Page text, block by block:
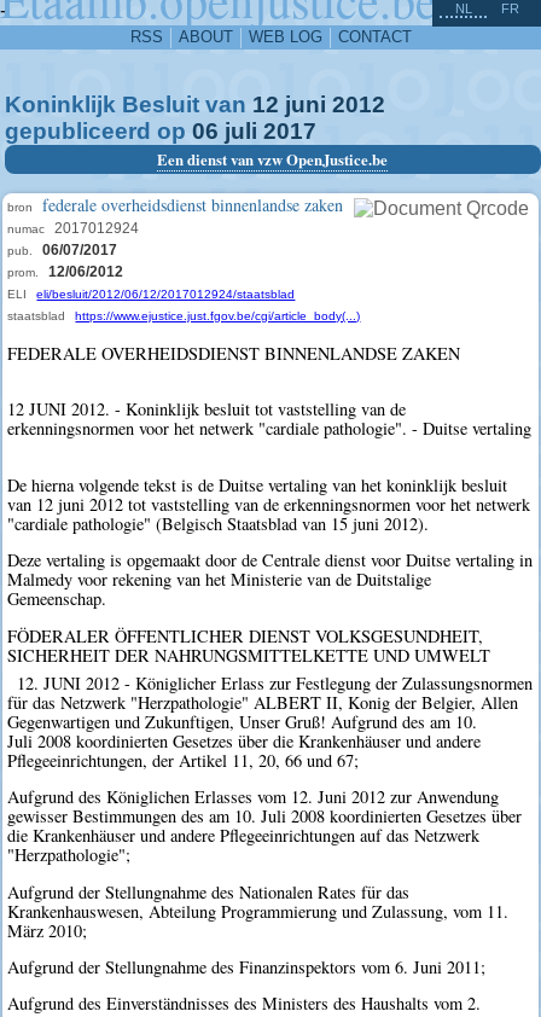
-
RSS ABOUT WEB LOG CONTACT
NL FR
Koninklijk Besluit van 12 juni 2012
gepubliceerd op 06 juli 2017
Een dienst van vzw OpenJustice.be
bron federale overheidsdienst binnenlandse zaken
numac 2017012924
pub. 06/07/2017
prom. 12/06/2012
ELI
eli/besluit/2012/06/12/2017012924/staatsblad
staatsblad
https://www.ejustice.just.fgov.be/cgi/article_body(...)
FEDERALE OVERHEIDSDIENST BINNENLANDSE ZAKEN
12 JUNI 2012. - Koninklijk besluit tot vaststelling van de
erkenningsnormen voor het netwerk "cardiale pathologie". - Duitse vertaling
De hierna volgende tekst is de Duitse vertaling van het koninklijk besluit
van 12 juni 2012 tot vaststelling van de erkenningsnormen voor het netwerk
"cardiale pathologie" (Belgisch Staatsblad van 15 juni 2012).
Deze vertaling is opgemaakt door de Centrale dienst voor Duitse vertaling in
Malmedy voor rekening van het Ministerie van de Duitstalige
Gemeenschap.
FÖDERALER ÖFFENTLICHER DIENST VOLKSGESUNDHEIT,
SICHERHEIT DER NAHRUNGSMITTELKETTE UND UMWELT
12. JUNI 2012 - Königlicher Erlass zur Festlegung der Zulassungsnormen
für das Netzwerk "Herzpathologie" ALBERT II, Konig der Belgier, Allen
Gegenwartigen und Zukunftigen, Unser Gruß! Aufgrund des am 10.
Juli 2008 koordinierten Gesetzes über die Krankenhäuser und andere
Pflegeeinrichtungen, der Artikel 11, 20, 66 und 67;
Aufgrund des Königlichen Erlasses vom 12. Juni 2012 zur Anwendung
gewisser Bestimmungen des am 10. Juli 2008 koordinierten Gesetzes über
die Krankenhäuser und andere Pflegeeinrichtungen auf das Netzwerk
"Herzpathologie";
Aufgrund der Stellungnahme des Nationalen Rates für das
Krankenhauswesen, Abteilung Programmierung und Zulassung, vom 11.
März 2010;
Aufgrund der Stellungnahme des Finanzinspektors vom 6. Juni 2011;
Aufgrund des Einverständnisses des Ministers des Haushalts vom 2.
^